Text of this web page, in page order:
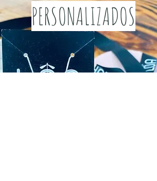
PERSONALIZADOS